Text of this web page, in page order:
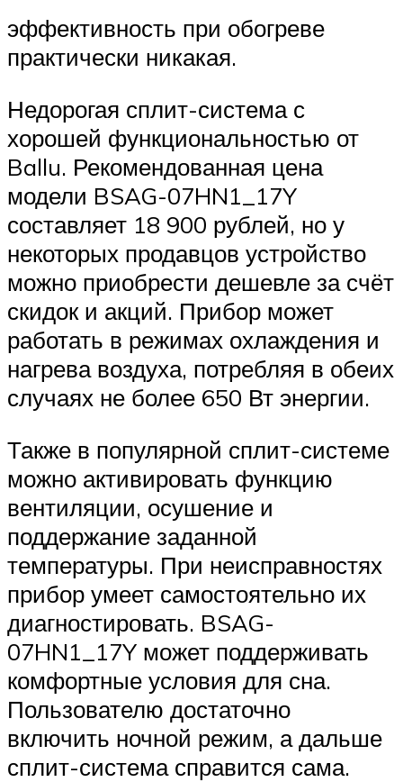
эффективность при обогреве
практически никакая.
Недорогая сплит-система с
хорошей функциональностью от
Ballu. Рекомендованная цена
модели BSAG-07HN1_17Y
составляет 18 900 рублей, но у
некоторых продавцов устройство
можно приобрести дешевле за счёт
скидок и акций. Прибор может
работать в режимах охлаждения и
нагрева воздуха, потребляя в обеих
случаях не более 650 Вт энергии.
Также в популярной сплит-системе
можно активировать функцию
вентиляции, осушение и
поддержание заданной
температуры. При неисправностях
прибор умеет самостоятельно их
диагностировать. BSAG-
07HN1_17Y может поддерживать
комфортные условия для сна.
Пользователю достаточно
включить ночной режим, а дальше
сплит-система справится сама.